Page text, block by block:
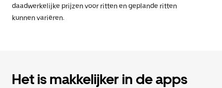
daadwerkelijke prijzen voor ritten en geplande ritten
kunnen variëren.
Het is makkelijker in de apps